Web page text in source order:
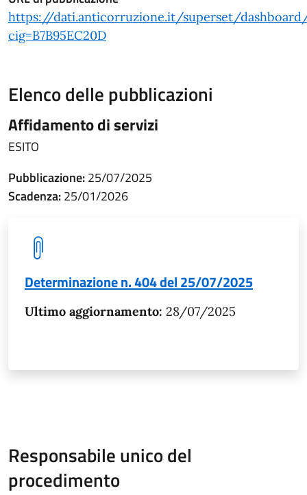
https://dati.anticorruzione.it/superset/
cig=B7B95EC20D
Elenco delle pubblicazioni
Affidamento di servizi
ESITO
Pubblicazione:25/07/2025
Scadenza:25/01/2026
Determinazione n. 404 del 25/07/2025
Ultimo aggiornamento: 28/07/2025
Responsabile unico del
procedimento